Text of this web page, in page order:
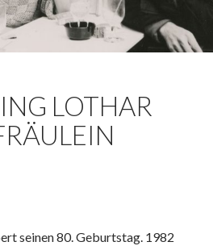
LOTHAR
seinen 80. Geburtstag. 1982